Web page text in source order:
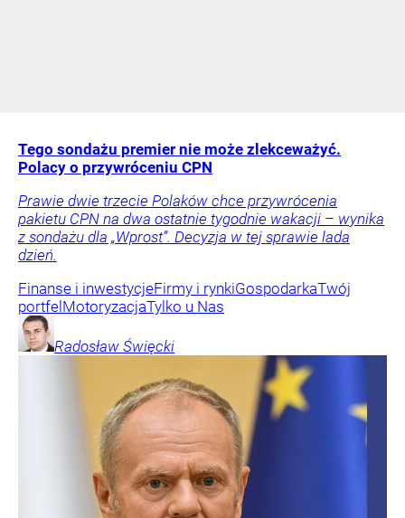
Tego sondażu premier nie może zlekceważyć.
Polacy o przywróceniu CPN
Prawie dwie trzecie Polaków chce przywrócenia
pakietu CPN na dwa ostatnie tygodnie wakacji – wynika
z sondażu dla „Wprost”. Decyzja w tej sprawie lada
dzień.
Finanse i inwestycjeFirmy i rynkiGospodarkaTwój
portfel MotoryzacjaTylko u Nas
Radosław Święcki